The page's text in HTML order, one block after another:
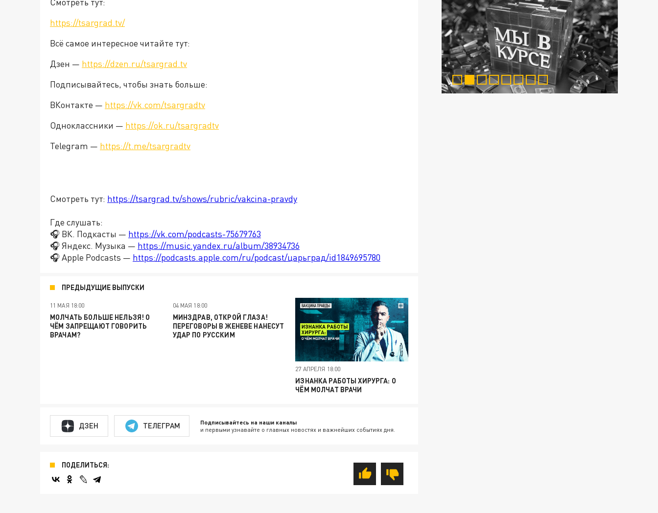
https://tsargrad.tv/
Всё самое интересное читайте тут:
Дзен — https://dzen.ru/tsargrad.tv
Подписывайтесь, чтобы знать больше:
ВКонтакте — https://vk.com/tsargradtv
Одноклассники — https://ok.ru/tsargradtv
Telegram — https://t.me/tsargradtv
Смотреть тут: https://tsargrad.tv/shows/rubric/vakcina-pravdy
Где слушать:
🎧 ВК. Подкасты — https://vk.com/podcasts-75679763
🎧 Яндекс. Музыка — https://music.yandex.ru/album/38934736
🎧 Apple Podcasts — https://podcasts.apple.com/ru/podcast/царьград/id1849695780
ПРЕДЫДУЩИЕ ВЫПУСКИ
11 МАЯ 18:00
МОЛЧАТЬ БОЛЬШЕ НЕЛЬЗЯ! О
ЧЁМ ЗАПРЕЩАЮТ ГОВОРИТЬ
ВРАЧАМ?
04 МАЯ 18:00
МИНЗДРАВ, ОТКРОЙ ГЛАЗА!
ПЕРЕГОВОРЫ В ЖЕНЕВЕ НАНЕСУТ
УДАР ПО РУССКИМ
27 АПРЕЛЯ 18:00
ИЗНАНКА РАБОТЫ ХИРУРГА: О
ЧЁМ МОЛЧАТ ВРАЧИ
ДЗЕН ТЕЛЕГРАМ Подписывайтесь на наши каналы
и первыми узнавайте о главных новостях и важнейших событиях дня.
ПОДЕЛИТЬСЯ: